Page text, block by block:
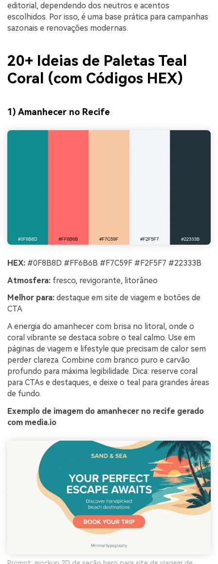
editorial, dependendo dos neutros e acentos
escolhidos. Por isso, é uma base prática para campanhas
sazonais e renovações modernas.
20+ Ideias de Paletas Teal
Coral (com Códigos HEX)
1) Amanhecer no Recife
HEX: #0F8B8D #FF6B6B #F7C59F #F2F5F7 #22333B
Atmosfera: fresco, revigorante, litorâneo
Melhor para: destaque em site de viagem e botões de
CTA
A energia do amanhecer com brisa no litoral, onde o
coral vibrante se destaca sobre o teal calmo. Use em
páginas de viagem e lifestyle que precisam de calor sem
perder clareza. Combine com branco puro e carvão
profundo para máxima legibilidade. Dica: reserve coral
para CTAs e destaques, e deixe o teal para grandes áreas
de fundo.
Exemplo de imagem do amanhecer no recife gerado
com media.io